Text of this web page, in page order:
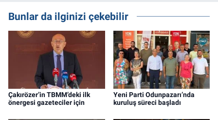
Bunlar da ilginizi çekebilir
Çakırözer’in TBMM’deki ilk
önergesi gazeteciler için
Yeni Parti Odunpazarı’nda
kuruluş süreci başladı